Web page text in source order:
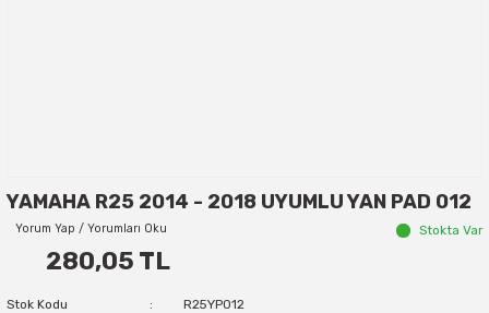
YAMAHA R25 2014 - 2018 UYUMLU YAN PAD 012
Yorum Yap / Yorumları Oku Stokta Var
280,05 TL
Stok Kodu
R25YP012